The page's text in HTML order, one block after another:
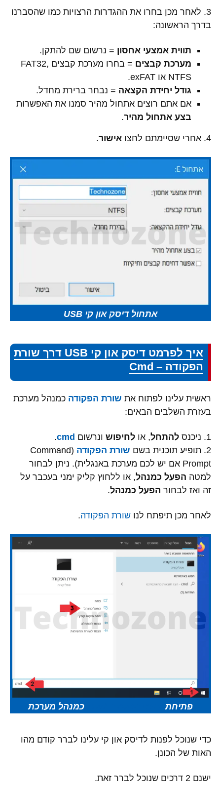
3. לאחר מכן בחרו את ההגדרות הרצויות כמו שהסברנו
בדרך הראשונה:
תווית אמצעי אחסון = נרשום שם להתקן.
מערכת קבצים
= בחרו מערכת קבצים FAT32,
NTFS או exFAT.
גודל יחידת הקצאה = נבחר ברירת מחדל.
אם אתם רוצים אתחול מהיר סמנו את האפשרות
בצע אתחול מהיר.
4. אחרי שסיימתם לחצו אישור.
אתחול דיסק און קי USB
איך לפרמט דיסק און קי USB דרך שורת
הפקודה – Cmd
ראשית עלינו לפתוח את שורת הפקודה כמנהל מערכת
בעזרת השלבים הבאים:
1. ניכנס להתחל, או לחיפוש ונרשום cmd
.
2. תופיע תוכנית בשם
שורת הפקודה
(Command
Prompt אם יש לכם מערכת באנגלית). ניתן לבחור
למטה הפעל כמנהל, או ללחוץ קליק ימני בעכבר על
זה ואז לבחור הפעל כמנהל.
לאחר מכן תיפתח לנו שורת הפקודה.
פתיחת כמנהל מערכת
כדי שנוכל לפנות לדיסק און קי עלינו לברר קודם מהו
האות של הכונן.
ישנם 2 דרכים שנוכל לברר זאת.